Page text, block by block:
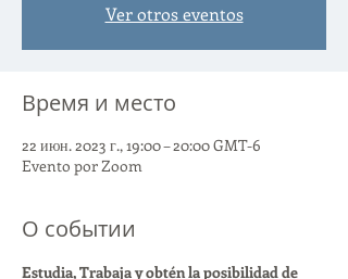
Ver otros eventos
Время и место
22 июн. 2023 г., 19:00 – 20:00 GMT-6
Evento por Zoom
О событии
Estudia, Trabaja y obtén la posibilidad de